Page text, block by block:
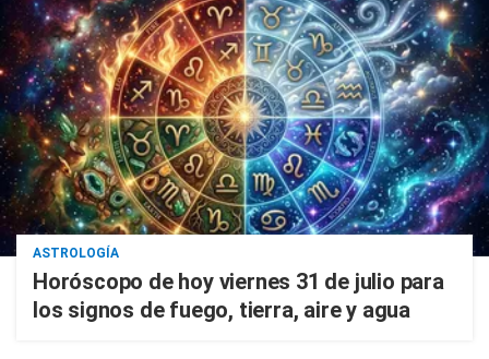
ASTROLOGÍA
Horóscopo de hoy viernes 31 de julio para
los signos de fuego, tierra, aire y agua